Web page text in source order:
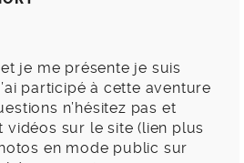
je me présente je suis
participé à cette aventure
n’hésitez pas et
vidéos sur le site (lien plus
en mode public sur